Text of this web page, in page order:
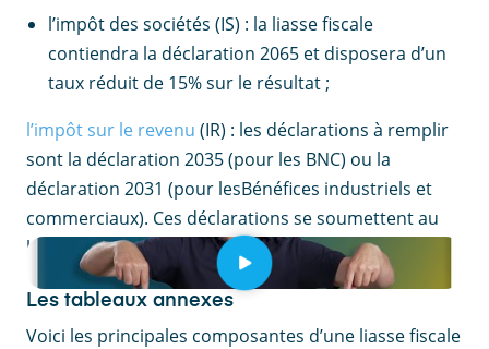
l’impôt des sociétés (IS) : la liasse fiscale
contiendra la déclaration 2065 et disposera d’un
taux réduit de 15% sur le résultat ;
l’impôt sur le revenu (IR) : les déclarations à remplir
sont la déclaration 2035 (pour les BNC) ou la
déclaration 2031 (pour lesBénéfices industriels et
commerciaux). Ces déclarations se soumettent au
barème progressif de l’IR.
Les tableaux annexes
Voici les principales composantes d’une liasse fiscale